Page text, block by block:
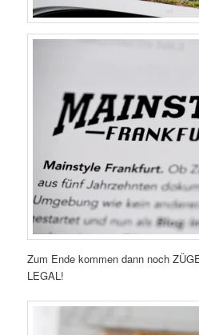
Zum Ende kommen dann noch
LEGAL!